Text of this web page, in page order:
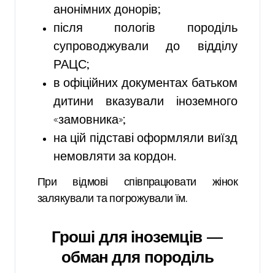
анонімних донорів;
після пологів породіль
супроводжували до відділу
РАЦС;
в офіційних документах батьком
дитини вказували іноземного
«замовника»;
на цій підставі оформляли виїзд
немовляти за кордон.
При відмові співпрацювати жінок
залякували та погрожували їм.
Гроші для іноземців —
обман для породіль